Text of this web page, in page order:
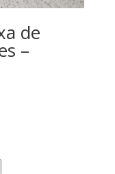
de
–